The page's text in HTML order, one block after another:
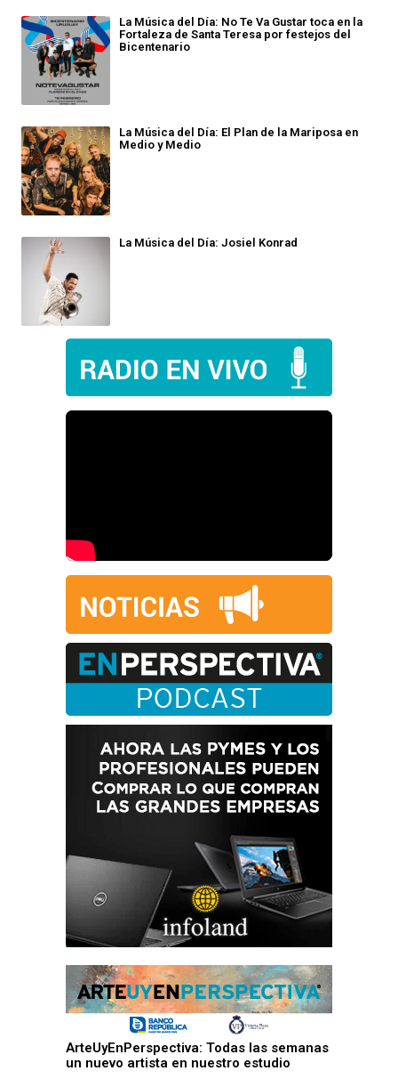
La Música del Día: No Te Va Gustar toca en la
Fortaleza de Santa Teresa por festejos del
Bicentenario
La Música del Día: El Plan de la Mariposa en
Medio y Medio
La Música del Día: Josiel Konrad
ArteUyEnPerspectiva: Todas las semanas
un nuevo artista en nuestro estudio